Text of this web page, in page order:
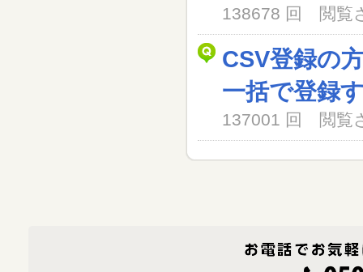
138678 回 閲覧
CSV登録の
一括で登録
137001 回 閲覧